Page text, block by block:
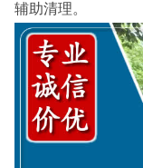
辅助清理。